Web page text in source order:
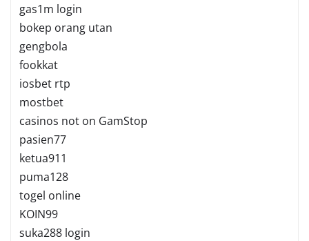
gas1m login
bokep orang utan
gengbola
fookkat
iosbet rtp
mostbet
casinos not on GamStop
pasien77
ketua911
puma128
togel online
KOIN99
suka288 login